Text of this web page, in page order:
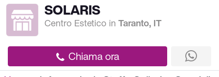
SOLARIS
Centro Estetico inTaranto, IT
Chiama ora